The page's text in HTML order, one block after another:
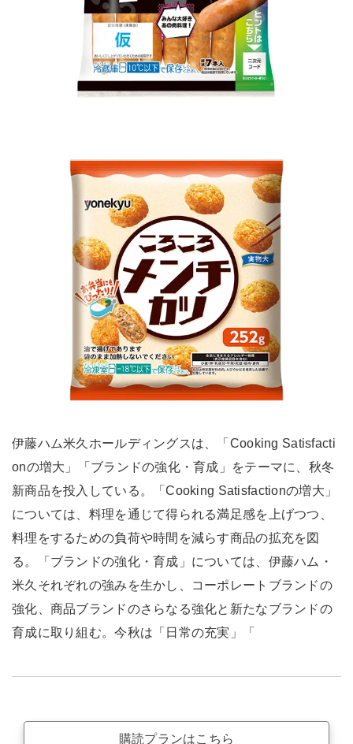
伊藤ハム米久ホールディングスは、「Cooking Satisfacti
onの増大」「ブランドの強化・育成」をテーマに、秋冬
新商品を投入している。「Cooking Satisfactionの増大」
については、料理を通じて得られる満足感を上げつつ、
料理をするための負荷や時間を減らす商品の拡充を図
る。「ブランドの強化・育成」については、伊藤ハム・
米久それぞれの強みを生かし、コーポレートブランドの
強化、商品ブランドのさらなる強化と新たなブランドの
育成に取り組む。今秋は「日常の充実」「
購読プランはこちら